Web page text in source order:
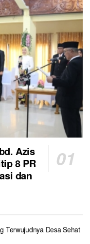
Azis
8 PR
dan
Terwujudnya Desa Sehat